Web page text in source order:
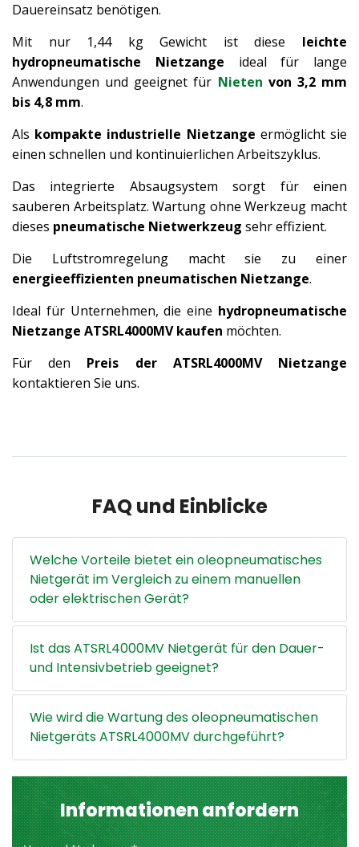
Dauereinsatz benötigen.
Mit nur 1,44 kg Gewicht ist diese leichte
hydropneumatische Nietzange ideal für lange
Anwendungen und geeignet für Nieten von 3,2 mm
bis 4,8 mm.
Als kompakte industrielle Nietzange ermöglicht sie
einen schnellen und kontinuierlichen Arbeitszyklus.
Das integrierte Absaugsystem sorgt für einen
sauberen Arbeitsplatz. Wartung ohne Werkzeug macht
dieses pneumatische Nietwerkzeug sehr effizient.
Die Luftstromregelung macht sie zu einer
energieeffizienten pneumatischen Nietzange.
Ideal für Unternehmen, die eine hydropneumatische
Nietzange ATSRL4000MV kaufen möchten.
Für den Preis der ATSRL4000MV Nietzange
kontaktieren Sie uns.
FAQ und Einblicke
Welche Vorteile bietet ein oleopneumatisches
Nietgerät im Vergleich zu einem manuellen
oder elektrischen Gerät?
Ist das ATSRL4000MV Nietgerät für den Dauer-
und Intensivbetrieb geeignet?
Wie wird die Wartung des oleopneumatischen
Nietgeräts ATSRL4000MV durchgeführt?
Informationen anfordern